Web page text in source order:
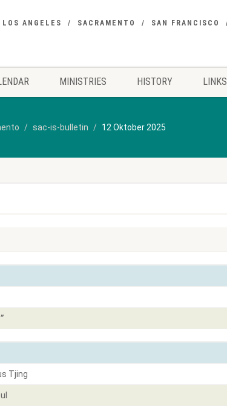
LOS ANGELES SACRAMENTO SAN FRANCISCO
MINISTRIES HISTORY LINKS
sac-is-bulletin 12 Oktober 2025
Tjing